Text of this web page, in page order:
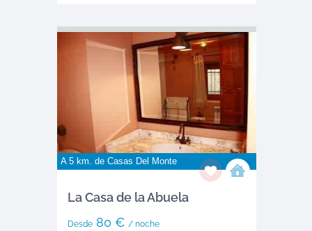
A 5 km. de Casas Del Monte
La Casa de la Abuela
Desde80 € / noche